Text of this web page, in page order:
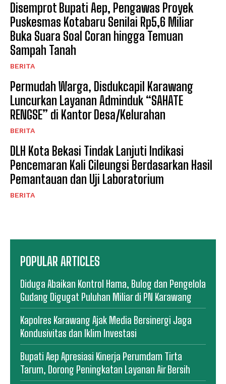
Disemprot Bupati Aep, Pengawas Proyek
Puskesmas Kotabaru Senilai Rp5,6 Miliar
Buka Suara Soal Coran hingga Temuan
Sampah Tanah
BERITA
Permudah Warga, Disdukcapil Karawang
Luncurkan Layanan Adminduk “SAHATE
RENGSE” di Kantor Desa/Kelurahan
BERITA
DLH Kota Bekasi Tindak Lanjuti Indikasi
Pencemaran Kali Cileungsi Berdasarkan Hasil
Pemantauan dan Uji Laboratorium
BERITA
POPULAR ARTICLES
Diduga Abaikan Kontrol Hama, Bulog dan Pengelola
Gudang Digugat Puluhan Miliar di PN Karawang
Kapolres Karawang Ajak Media Bersinergi Jaga
Kondusivitas dan Iklim Investasi
Bupati Aep Apresiasi Kinerja Perumdam Tirta
Tarum, Dorong Peningkatan Layanan Air Bersih